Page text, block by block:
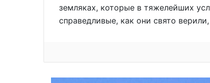
земляках, которые в тяжелейших
справедливые, как они свято